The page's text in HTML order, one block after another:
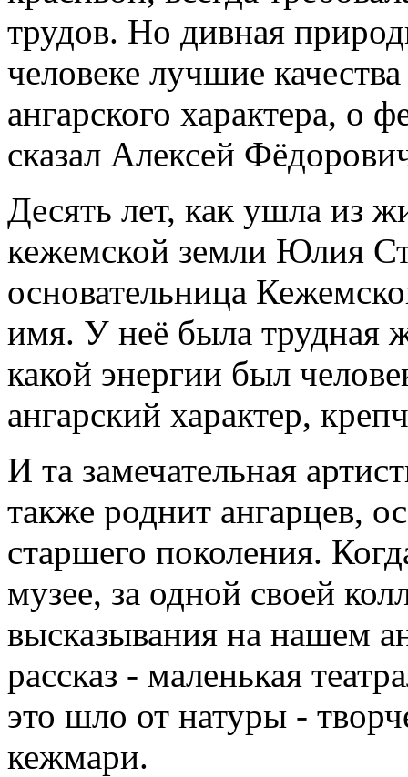
трудов. Но дивная
человеке лучшие
ангарского характера, о
сказал Алексей
Десять лет, как ушла из
кежемской земли Юлия
основательница
имя. У неё была трудная
какой энергии был
ангарский характер,
И та замечательная
также роднит ангарцев,
старшего поколения.
музее, за одной своей
высказывания на нашем
рассказ - маленькая
это шло от натуры -
кежмари.